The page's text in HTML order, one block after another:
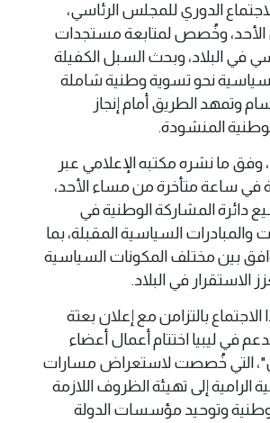
الدوري للمجلس الرئاسي،
وخُصص لمتابعة مستجدات
في البلاد، وبحث السبل الكفيلة
نحو تسوية وطنية شاملة
وتمهد الطريق أمام إنجاز
المنشودة.
ما نشره مكتبه الإعلامي عبر
في ساعة متأخرة من مساء الأحد،
دائرة المشاركة الوطنية في
والمبادرات السياسية المقبلة، بما
بين مختلف المكونات السياسية
الاستقرار في البلاد.
الاجتماع بالتزامن مع إعلان بعثة
في ليبيا اختتام أعمال أعضاء
التي خُصصت لاستعراض مسارات
الرامية إلى تهيئة الظروف اللازمة
وطنية وتوحيد مؤسسات الدولة